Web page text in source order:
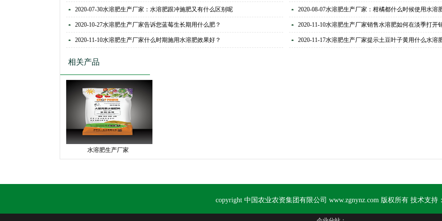
2020-07-30水溶肥生产厂家：水溶肥跟冲施肥又有什么区别呢 2020-08-07水溶肥生产厂家：柑橘都什么时候使用水溶
2020-10-27水溶肥生产厂家告诉您蓝莓生长期用什么肥？ 2020-11-10水溶肥生产厂家销售水溶肥如何在淡季打开
2020-11-10水溶肥生产厂家什么时期施用水溶肥效果好？ 2020-11-17水溶肥生产厂家提示土豆叶子黄用什么水溶
相关产品
水溶肥生产厂家
copyright 中国农业农资集团有限公司 www.zgnynz.com 版权所有 技术支持：